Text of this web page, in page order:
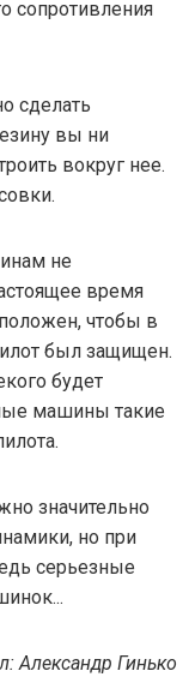
сопротивления
сделать
вы ни
вокруг нее.
не
время
чтобы в
был защищен.
будет
машины такие
значительно
но при
серьезные
Александр Гинько